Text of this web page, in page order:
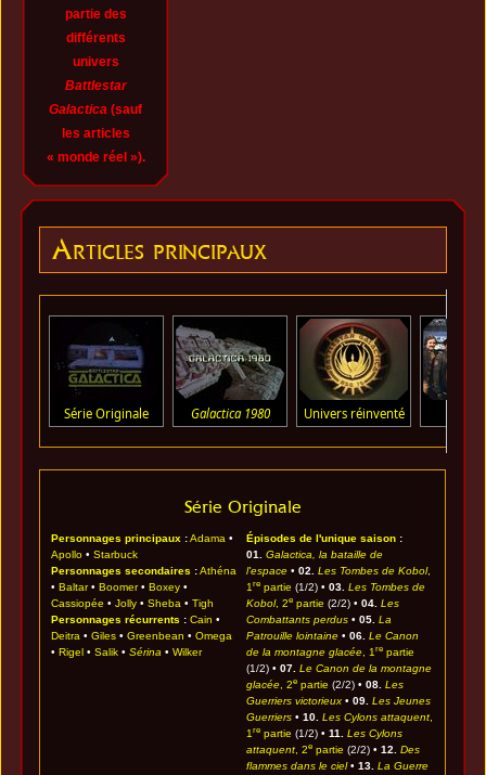
partie des
différents
univers
Battlestar
Galactica (sauf
les articles
« monde réel »).
Articles principaux
Série Originale Galactica 1980 Univers réinventé
Série Originale
Personnages principaux : Adama •
Apollo •Starbuck
Personnages secondaires : Athéna
•Baltar•Boomer•Boxey •
Cassiopée •Jolly •Sheba •Tigh
Personnages récurrents : Cain •
Deitra •Giles •Greenbean •Omega
•Rigel •Salik •Sérina •Wilker
Épisodes de l'unique saison :
01.
Galactica, la bataille de
l'espace •02. Les Tombes de Kobol,
1re partie (1/2) •03. Les Tombes de
Kobol, 2e partie (2/2) •04. Les
Combattants perdus •05. La
Patrouille lointaine •06. Le Canon
de la montagne glacée , 1re partie
(1/2) •07. Le Canon de la montagne
glacée , 2e partie (2/2) •08. Les
Guerriers victorieux •09. Les Jeunes
Guerriers •10. Les Cylons attaquent
1re partie (1/2) •11.
Les Cylons
attaquent , 2e partie (2/2) •12.
Des
flammes dans le ciel•13. La Guerre